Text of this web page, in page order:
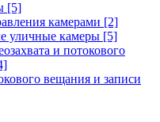
[5]
камерами [2]
уличные камеры [5]
и потокового
вещания и записи